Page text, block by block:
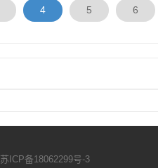
4 5 6
苏ICP备18062299号-3